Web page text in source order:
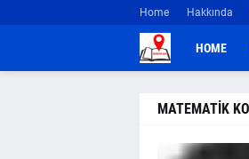
Home Hakkında
HOME
MATEMATİK